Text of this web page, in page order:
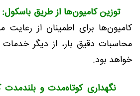
توزین کامیون‌ها از طریق
کامیون‌ها برای اطمینان از
محاسبات دقیق بار، از دیگر
خواهد بود.
نگهداری کوتاه‌مدت و بلندمدت